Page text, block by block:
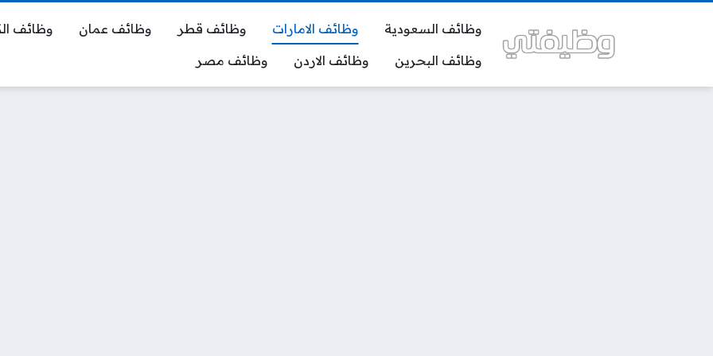
وظائف السعودية وظائف الامارات وظائف قطر وظائف عمان
وظائف
وظائف البحرين
وظائف الاردن وظائف مصر